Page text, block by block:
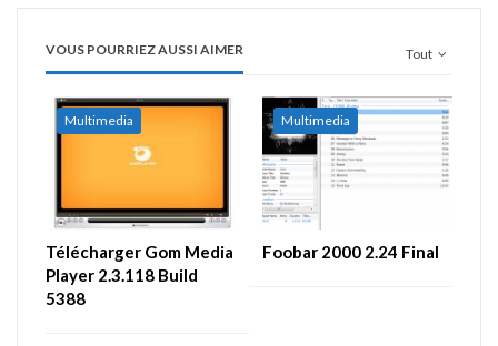
Tout
VOUS POURRIEZ AUSSI AIMER
Multimedia
Télécharger Gom Media
Player 2.3.118 Build
5388
Multimedia
Foobar 2000 2.24 Final